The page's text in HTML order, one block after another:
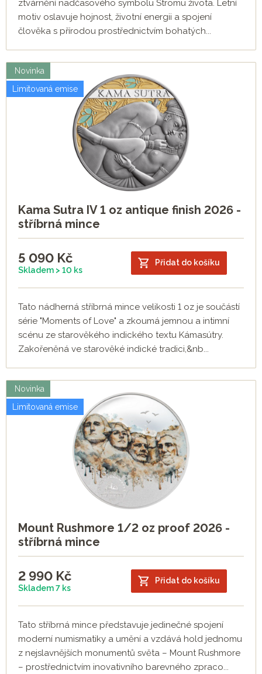
ztvárnění nadčasového symbolu Stromu života. Letní
motiv oslavuje hojnost, životní energii a spojení
člověka s přírodou prostřednictvím bohatých...
Novinka
Limitovaná emise
Kama Sutra IV 1 oz antique finish 2026 -
stříbrná mince
5 090 Kč
Skladem > 10 ks
Přidat do košíku
Tato nádherná stříbrná mince velikosti 1 oz je součástí
série "Moments of Love" a zkoumá jemnou a intimní
scénu ze starověkého indického textu Kámasútry.
Zakořeněná ve starověké indické tradici,&nb...
Novinka
Limitovaná emise
Mount Rushmore 1/2 oz proof 2026 -
stříbrná mince
2 990 Kč
Skladem 7 ks
Přidat do košíku
Tato stříbrná mince představuje jedinečné spojení
moderní numismatiky a umění a vzdává hold jednomu
z nejslavnějších monumentů světa – Mount Rushmore
– prostřednictvím inovativního barevného zpraco...